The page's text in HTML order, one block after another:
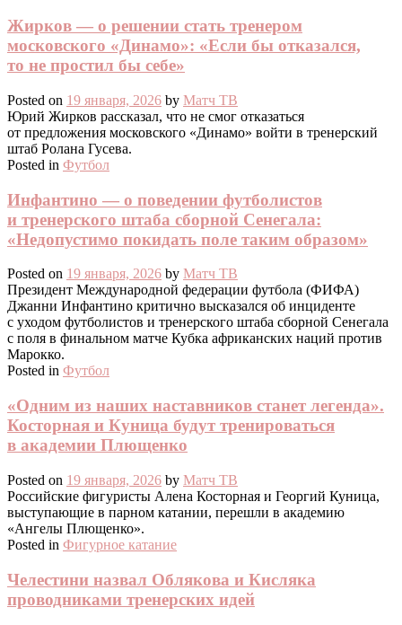
Жирков — о решении стать тренером
московского «Динамо»: «Если бы отказался,
то не простил бы себе»
Posted on 19 января, 2026 by Матч ТВ
Юрий Жирков рассказал, что не смог отказаться
от предложения московского «Динамо» войти в тренерский
штаб Ролана Гусева.
Posted in Футбол
Инфантино — о поведении футболистов
и тренерского штаба сборной Сенегала:
«Недопустимо покидать поле таким образом»
Posted on 19 января, 2026 by Матч ТВ
Президент Международной федерации футбола (ФИФА)
Джанни Инфантино критично высказался об инциденте
с уходом футболистов и тренерского штаба сборной Сенегала
с поля в финальном матче Кубка африканских наций против
Марокко.
Posted in Футбол
«Одним из наших наставников станет легенда».
Косторная и Куница будут тренироваться
в академии Плющенко
Posted on 19 января, 2026 by Матч ТВ
Российские фигуристы Алена Косторная и Георгий Куница,
выступающие в парном катании, перешли в академию
«Ангелы Плющенко».
Posted in Фигурное катание
Челестини назвал Облякова и Кисляка
проводниками тренерских идей